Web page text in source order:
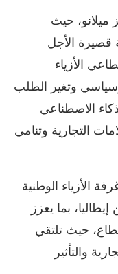
حيث
قصيرة الأجل
الأزياء
وتغير الطلب
الاصطناعي
التجارية وتنامي
الأزياء الوطنية
بما يعزز
حيث تلتقي
والتأثير